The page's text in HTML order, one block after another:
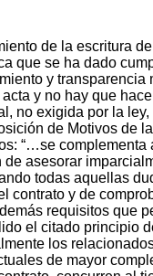
de la escritura
que se ha dado
y transparencia
y no hay que
no exigida por la ley,
de Motivos de
“…se complementa
asesorar
todas aquellas
contrato y de
requisitos que
el citado principio
los
de mayor